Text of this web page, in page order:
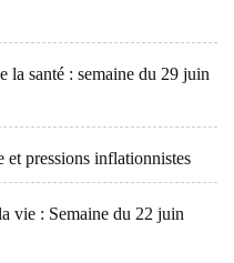
la santé : semaine du 29 juin
et pressions inflationnistes
vie : Semaine du 22 juin